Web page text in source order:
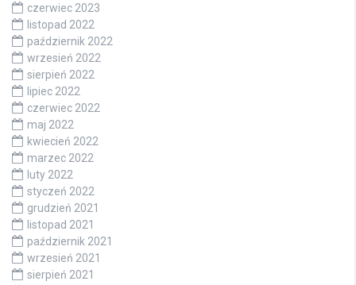
czerwiec 2023
listopad 2022
październik 2022
wrzesień 2022
sierpień 2022
lipiec 2022
czerwiec 2022
maj 2022
kwiecień 2022
marzec 2022
luty 2022
styczeń 2022
grudzień 2021
listopad 2021
październik 2021
wrzesień 2021
sierpień 2021